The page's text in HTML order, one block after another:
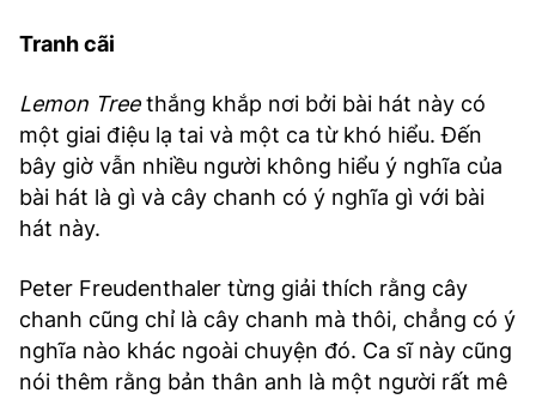
Tranh cãi
Lemon Treethắng khắp nơi bởi bài hát này có
một giai điệu lạ tai và một ca từ khó hiểu. Đến
bây giờ vẫn nhiều người không hiểu ý nghĩa của
bài hát là gì và cây chanh có ý nghĩa gì với bài
hát này.
Peter Freudenthaler từng giải thích rằng cây
chanh cũng chỉ là cây chanh mà thôi, chẳng có ý
nghĩa nào khác ngoài chuyện đó. Ca sĩ này cũng
nói thêm rằng bản thân anh là một người rất mê